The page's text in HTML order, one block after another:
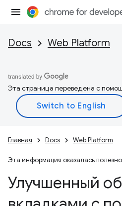
Docs Web Platform
Эта страница переведена с
Главная Docs Web Platform
Эта информация оказалась
Улучшенный